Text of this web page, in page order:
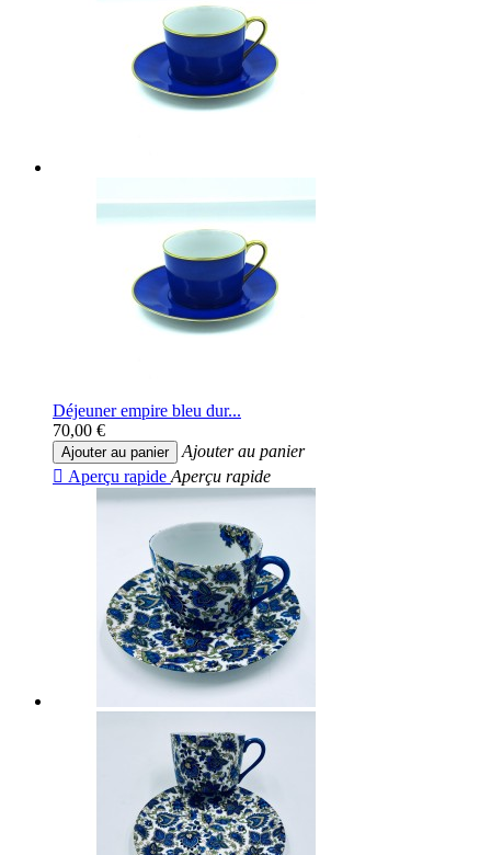
Déjeuner empire bleu dur...
70,00 €
Ajouter au panier
Ajouter au panier
 Aperçu rapide Aperçu rapide